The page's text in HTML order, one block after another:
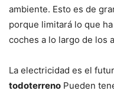
ambiente. Esto es de
porque limitará lo que
coches a lo largo de los
La electricidad es el
todoterreno Pueden